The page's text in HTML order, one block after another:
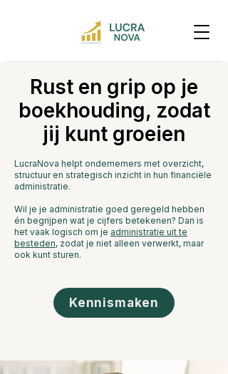
Rust en grip op je
boekhouding, zodat
jij kunt groeien
LucraNova helpt ondernemers met overzicht,
structuur en strategisch inzicht in hun financiële
administratie.
Wil je je administratie goed geregeld hebben
én begrijpen wat je cijfers betekenen? Dan is
het vaak logisch om je administratie uit te
besteden, zodat je niet alleen verwerkt, maar
ook kunt sturen.
Kennismaken